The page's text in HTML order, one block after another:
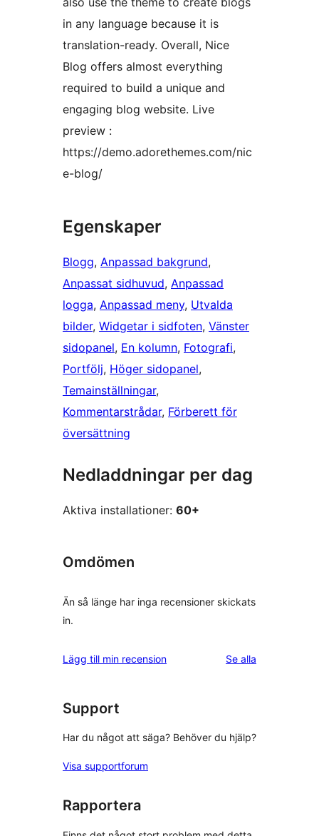
in any language because it is
translation-ready. Overall, Nice
Blog offers almost everything
required to build a unique and
engaging blog website. Live
preview :
https://demo.adorethemes.com/nic
e-blog/
Egenskaper
Blogg, Anpassad bakgrund
Anpassat sidhuvud, Anpassad
logga, Anpassad meny, Utvalda
bilder, Widgetar i sidfoten, Vänster
sidopanel, En kolumn, Fotografi
Portfölj, Höger sidopanel
Temainställningar
Kommentarstrådar, Förberett för
översättning
Nedladdningar per dag
Aktiva installationer: 60+
Omdömen
Än så länge har inga recensioner skickats
in.
Lägg till min recension Se alla
Support
Har du något att säga? Behöver du hjälp?
Visa supportforum
Rapportera